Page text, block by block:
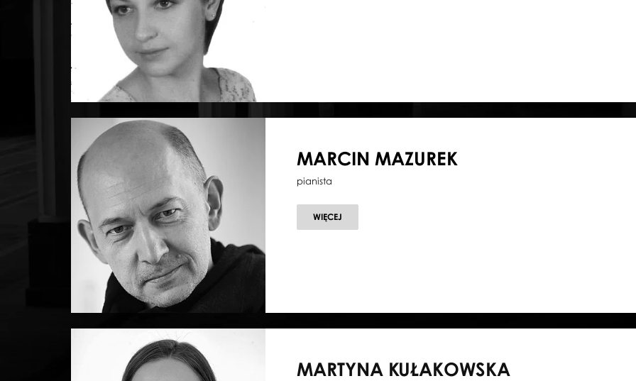
MARCIN MAZUREK
pianista
WIĘCEJ
MARCIN
MARTYNA KUŁAKOWSKA